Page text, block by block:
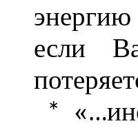
если
*